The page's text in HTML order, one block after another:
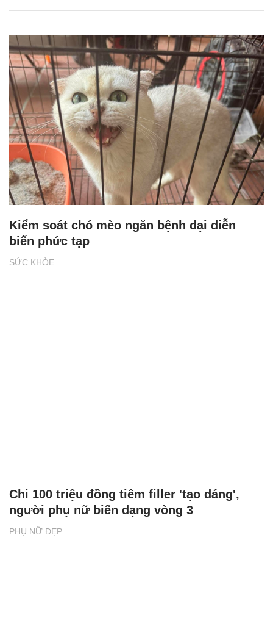
SỨC KHỎE
Kiểm soát chó mèo ngăn bệnh dại diễn
biến phức tạp
PHỤ NỮ ĐẸP
Chi 100 triệu đồng tiêm filler 'tạo dáng',
người phụ nữ biến dạng vòng 3